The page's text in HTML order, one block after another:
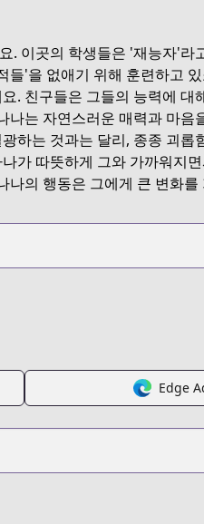
. 이곳의 학생들은 '재능자'라
'을 없애기 위해 훈련하고
. 친구들은 그들의 능력에 대
는 자연스러운 매력과 마음
하는 것과는 달리, 종종 괴롭
가 따뜻하게 그와 가까워지
의 행동은 그에게 큰 변화를
Edge